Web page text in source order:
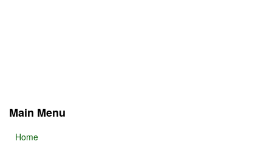
Main Menu
Home